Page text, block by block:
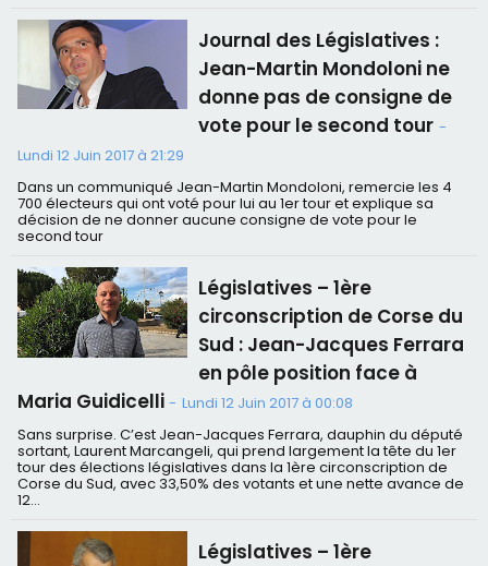
Journal des Législatives :
Jean-Martin Mondoloni ne
donne pas de consigne de
vote pour le second tour -
Lundi 12 Juin 2017 à 21:29
Dans un communiqué Jean-Martin Mondoloni, remercie les 4
700 électeurs qui ont voté pour lui au 1er tour et explique sa
décision de ne donner aucune consigne de vote pour le
second tour
Législatives – 1ère
circonscription de Corse du
Sud : Jean-Jacques Ferrara
en pôle position face à
Maria Guidicelli - Lundi 12 Juin 2017 à 00:08
Sans surprise. C’est Jean-Jacques Ferrara, dauphin du député
sortant, Laurent Marcangeli, qui prend largement la tête du 1er
tour des élections législatives dans la 1ère circonscription de
Corse du Sud, avec 33,50% des votants et une nette avance de
12...
Législatives – 1ère